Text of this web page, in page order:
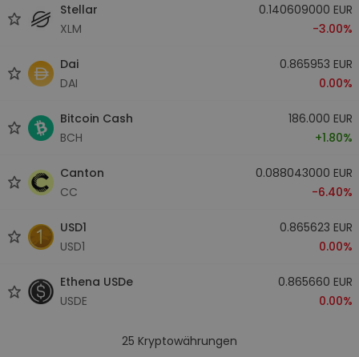
Stellar
XLM
0.140609000 EUR
-3.00%
Dai
DAI
0.865953 EUR
0.00%
Bitcoin Cash
BCH
186.000 EUR
+1.80%
Canton
CC
0.088043000 EUR
-6.40%
USD1
USD1
0.865623 EUR
0.00%
Ethena USDe
USDE
0.865660 EUR
0.00%
25 Kryptowährungen